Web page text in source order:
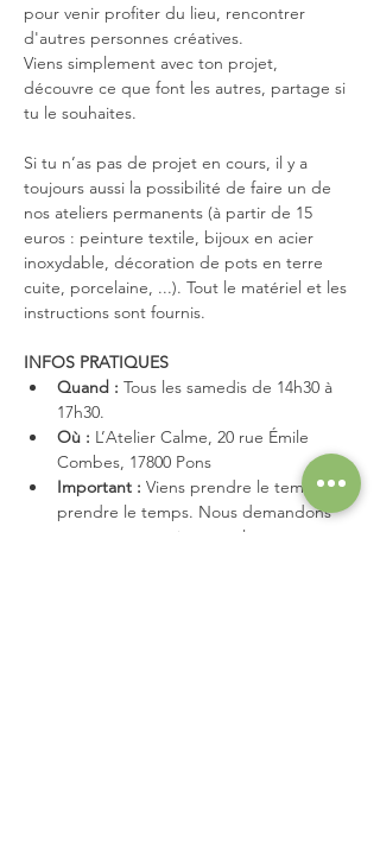
pour venir profiter du lieu, rencontrer
d'autres personnes créatives.
Viens simplement avec ton projet,
découvre ce que font les autres, partage si
tu le souhaites.
Si tu n’as pas de projet en cours, il y a
toujours aussi la possibilité de faire un de
nos ateliers permanents (à partir de 15
euros : peinture textile, bijoux en acier
inoxydable, décoration de pots en terre
cuite, porcelaine, ...). Tout le matériel et les
instructions sont fournis.
INFOS PRATIQUES
Quand : Tous les samedis de 14h30 à
17h30.
Où : L’Atelier Calme, 20 rue Émile
Combes, 17800 Pons
Important : Viens prendre le temps de
prendre le temps. Nous demandons
une consommation sur place pour